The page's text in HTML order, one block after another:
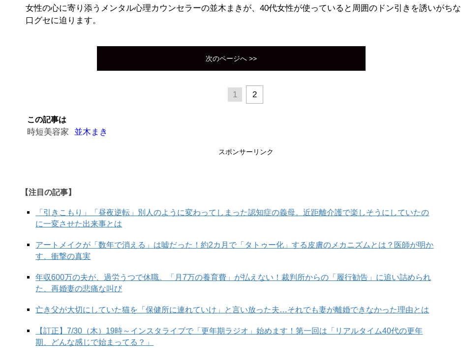
女性の心に寄り添うメンタル心理カウンセラーの並木まきが、40代女性が使っていると周囲のドン引きを誘いがちな
口グセに迫ります。
次のページへ >>
1 2
この記事は
時短美容家 並木まき
スポンサーリンク
【注目の記事】
「引きこもり」「昼夜逆転」別人のように変わってしまった認知症の義母。近距離介護で楽しそうにしていたの
に一変させた出来事とは
アートメイクが「数年で消える」は嘘だった！約2カ月で「タトゥー化」する皮膚のメカニズムとは？医師が明か
す、衝撃の真実
年収600万の夫が、過労うつで休職。「月7万の養育費」が払えない！裁判所からの「履行勧告」に追い詰められ
た、再婚妻の悲痛な叫び
亡き父が大切にしていた猫を「保健所に連れていけ」と言い放った夫…それでも妻が離婚できなかった理由とは
【訂正】7/30（木）19時～インスタライブで「更年期ラジオ」始めます！第一回は「リアルタイム40代の更年
期、どんな感じで始まってる？」